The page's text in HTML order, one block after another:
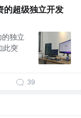
的超级独立开发
独立
此突
39